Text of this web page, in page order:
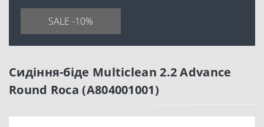
SALE -10%
Сидіння-біде Multiclean 2.2 Advance
Round Roca (A804001001)